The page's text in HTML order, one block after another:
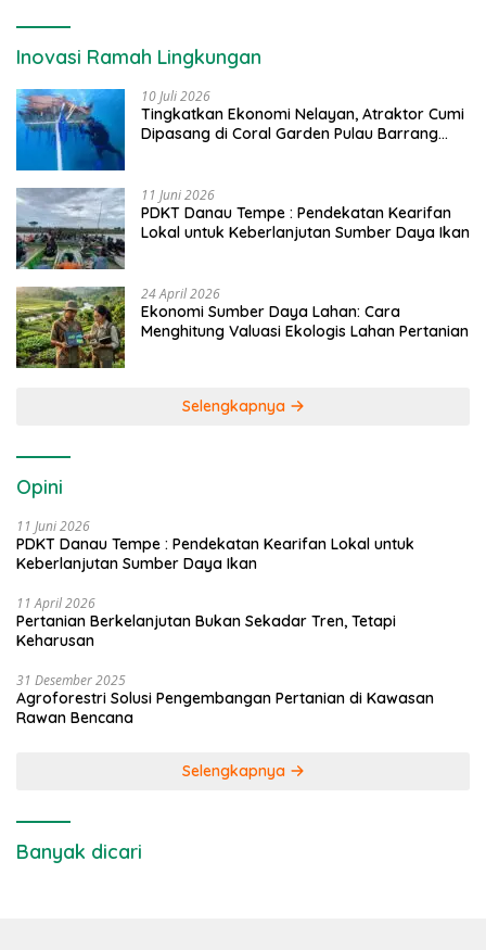
Inovasi Ramah Lingkungan
10 Juli 2026
Tingkatkan Ekonomi Nelayan, Atraktor Cumi
Dipasang di Coral Garden Pulau Barrang
11 Juni 2026
PDKT Danau Tempe : Pendekatan Kearifan
Lokal untuk Keberlanjutan Sumber Daya Ikan
24 April 2026
Ekonomi Sumber Daya Lahan: Cara
Menghitung Valuasi Ekologis Lahan Pertanian
Selengkapnya
Opini
11 Juni 2026
PDKT Danau Tempe : Pendekatan Kearifan Lokal untuk
Keberlanjutan Sumber Daya Ikan
11 April 2026
Pertanian Berkelanjutan Bukan Sekadar Tren, Tetapi
Keharusan
31 Desember 2025
Agroforestri Solusi Pengembangan Pertanian di Kawasan
Rawan Bencana
Selengkapnya
Banyak dicari